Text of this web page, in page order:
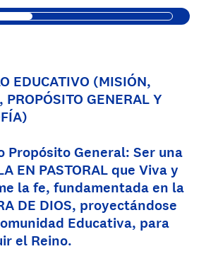
EDUCATIVO (MISIÓN,
PROPÓSITO GENERAL Y
Propósito General: Ser una
EN PASTORAL que Viva y
la fe, fundamentada en la
DE DIOS, proyectándose
Educativa, para
el Reino.